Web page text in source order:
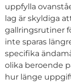
uppfylla
lag är skyldiga
gallringsrutiner
inte sparas
specifika
olika beroende
hur länge